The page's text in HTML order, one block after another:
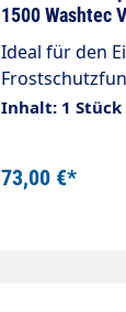
1500 Washtec
40065
Ideal für den
Frostschutzfunktion. bestehend
Pistole ST-
l/min max.
Inhalt: 1 Stück
73,00 €*